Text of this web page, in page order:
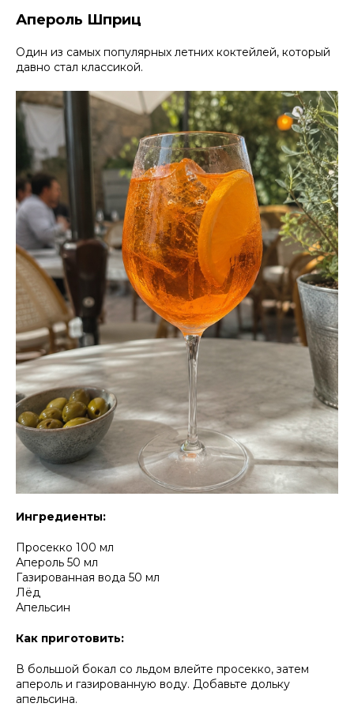
Апероль Шприц
Один из самых популярных летних коктейлей, который
давно стал классикой.
Ингредиенты:
Просекко 100 мл
Апероль 50 мл
Газированная вода 50 мл
Лёд
Апельсин
Как приготовить:
В большой бокал со льдом влейте просекко, затем
апероль и газированную воду. Добавьте дольку
апельсина.